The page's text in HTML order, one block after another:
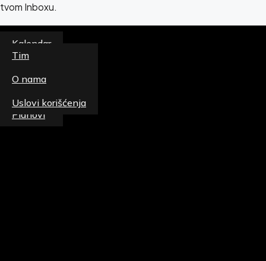
tvom Inboxu.
Kalendar
Planovi
Tim
O nama
Uslovi korišćenja
Newsletter